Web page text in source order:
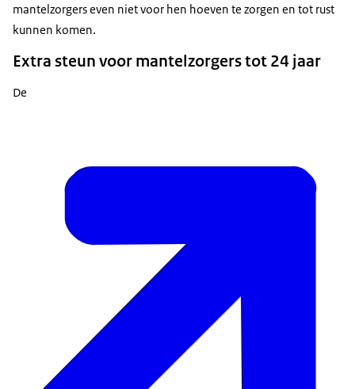
mantelzorgers even niet voor hen hoeven te zorgen en tot rust
kunnen komen.
Extra steun voor mantelzorgers tot 24 jaar
De